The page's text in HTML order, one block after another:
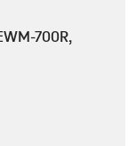
700R,